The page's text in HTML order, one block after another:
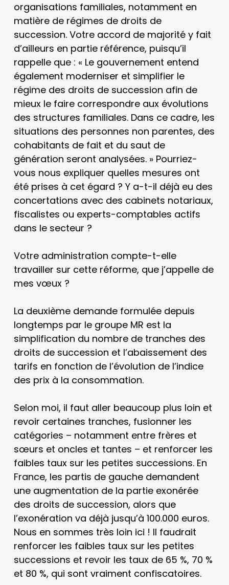
organisations familiales, notamment en
matière de régimes de droits de
succession. Votre accord de majorité y fait
d’ailleurs en partie référence, puisqu’il
rappelle que : « Le gouvernement entend
également moderniser et simplifier le
régime des droits de succession afin de
mieux le faire correspondre aux évolutions
des structures familiales. Dans ce cadre, les
situations des personnes non parentes, des
cohabitants de fait et du saut de
génération seront analysées. » Pourriez-
vous nous expliquer quelles mesures ont
été prises à cet égard ? Y a-t-il déjà eu des
concertations avec des cabinets notariaux,
fiscalistes ou experts-comptables actifs
dans le secteur ?
Votre administration compte-t-elle
travailler sur cette réforme, que j’appelle de
mes vœux ?
La deuxième demande formulée depuis
longtemps par le groupe MR est la
simplification du nombre de tranches des
droits de succession et l’abaissement des
tarifs en fonction de l’évolution de l’indice
des prix à la consommation.
Selon moi, il faut aller beaucoup plus loin et
revoir certaines tranches, fusionner les
catégories – notamment entre frères et
sœurs et oncles et tantes – et renforcer les
faibles taux sur les petites successions. En
France, les partis de gauche demandent
une augmentation de la partie exonérée
des droits de succession, alors que
l’exonération va déjà jusqu’à 100.000 euros.
Nous en sommes très loin ici ! Il faudrait
renforcer les faibles taux sur les petites
successions et revoir les taux de 65 %, 70 %
et 80 %, qui sont vraiment confiscatoires.